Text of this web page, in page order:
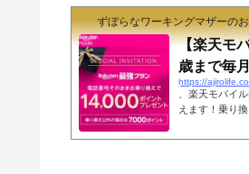
ずぼらなワーキングマザーの
【楽天モ
歳まで毎
、楽天モバイ
えます！乗り
過去に楽天ハ